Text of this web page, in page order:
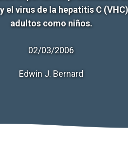
virus de la hepatitis C
adultos como niños.
02/03/2006
Edwin J. Bernard